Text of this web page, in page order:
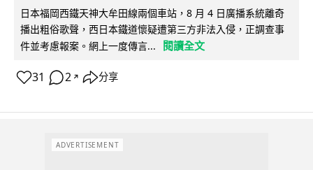
日本福岡西鐵天神大牟田線兩個車站，8 月 4 日廣播系統離奇
播出粗俗歌聲，西日本鐵道懷疑遭第三方非法入侵，正調查事
件並考慮報案。網上一度傳言...
閱讀全文
31 2 ↗ 分享
ADVERTISEMENT